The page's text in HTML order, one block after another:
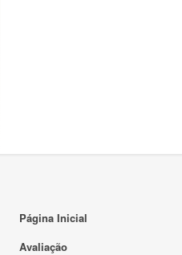
Página Inicial
Avaliação